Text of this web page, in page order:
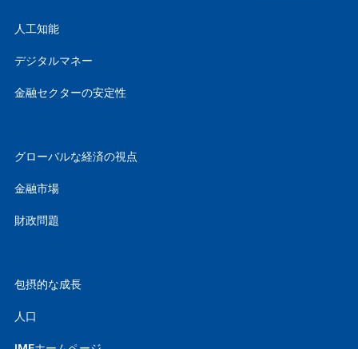
人工知能
デジタルマネー
金融セクターの安定性
グローバルな経済の視点
金融市場
財政問題
包摂的な成長
人口